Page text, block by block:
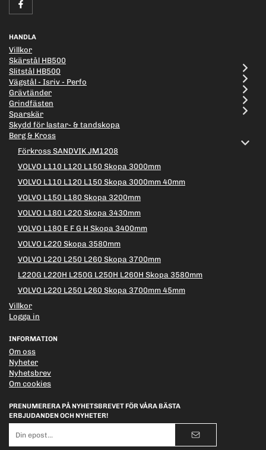
HANDLA
Villkor
Skärstål HB500
Slitstål HB500
Vägstål - Isriv - Perfo
Grävtänder
Grindfästen
Sparskär
Skydd för lastar- & tandskopa
Berg & Kross
Förkross SANDVIK JM1208
VOLVO L110 L120 L150 Skopa 3000mm
VOLVO L110 L120 L150 Skopa 3000mm 40mm
VOLVO L150 L180 Skopa 3200mm
VOLVO L180 L220 Skopa 3430mm
VOLVO L180 E F G H Skopa 3400mm
VOLVO L220 Skopa 3580mm
VOLVO L220 L250 L260 Skopa 3700mm
L220G L220H L250G L250H L260H Skopa 3580mm
VOLVO L220 L250 L260 Skopa 3700mm 45mm
Villkor
Logga in
INFORMATION
Om oss
Nyheter
Nyhetsbrev
Om cookies
PRENUMERERA PÅ NYHETSBREVET FÖR VÅRA BÄSTA
ERBJUDANDEN OCH NYHETER!
postadress